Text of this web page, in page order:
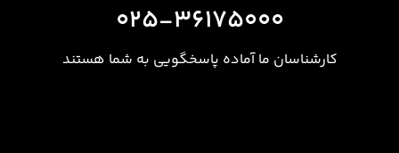
۰۲۵-۳۶۱۷۵۰۰۰
کارشناسان ما آماده پاسخگویی به شما هستند